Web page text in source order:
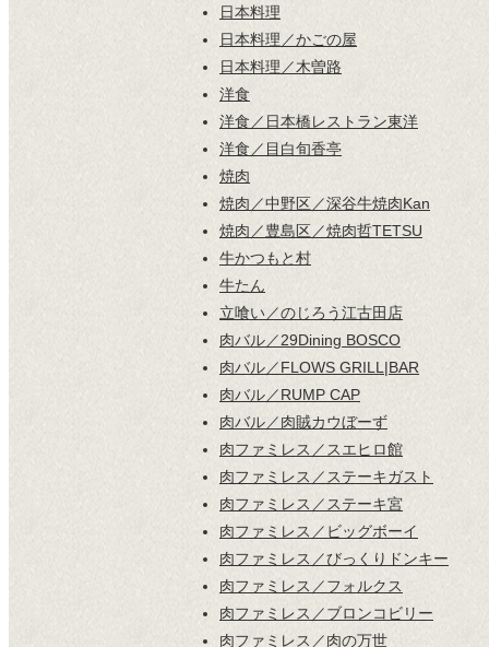
日本料理
日本料理／かごの屋
日本料理／木曽路
洋食
洋食／日本橋レストラン東洋
洋食／目白旬香亭
焼肉
焼肉／中野区／深谷牛焼肉Kan
焼肉／豊島区／焼肉哲TETSU
牛かつもと村
牛たん
立喰い／のじろう江古田店
肉バル／29Dining BOSCO
肉バル／FLOWS GRILL|BAR
肉バル／RUMP CAP
肉バル／肉賊カウぼーず
肉ファミレス／スエヒロ館
肉ファミレス／ステーキガスト
肉ファミレス／ステーキ宮
肉ファミレス／ビッグボーイ
肉ファミレス／びっくりドンキー
肉ファミレス／フォルクス
肉ファミレス／ブロンコビリー
肉ファミレス／肉の万世